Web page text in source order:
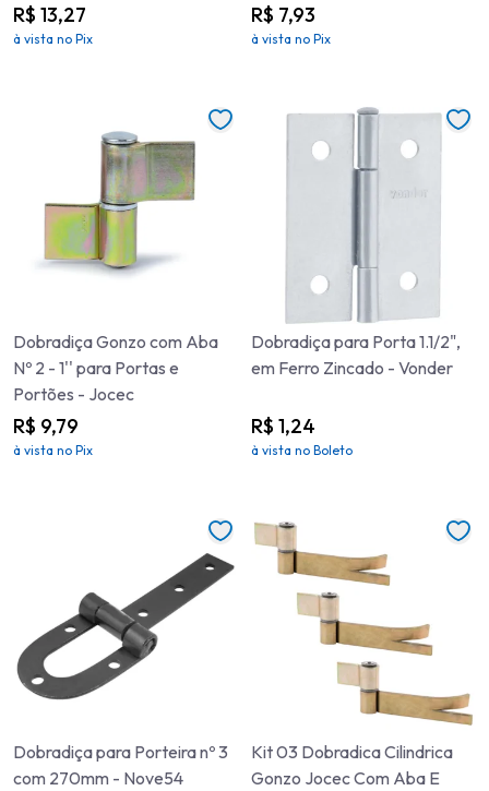
R$ 13,27
à vista no Pix
R$ 7,93
à vista no Pix
Dobradiça Gonzo com Aba
Nº 2 - 1'' para Portas e
Portões - Jocec
R$ 9,79
à vista no Pix
Dobradiça para Porta 1.1/2",
em Ferro Zincado - Vonder
R$ 1,24
à vista no Boleto
Dobradiça para Porteira nº 3
com 270mm - Nove54
Kit 03 Dobradica Cilindrica
Gonzo Jocec Com Aba E